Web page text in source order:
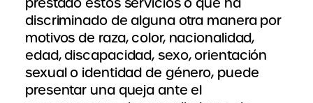
discriminado de alguna otra manera por
motivos de raza, color, nacionalidad,
edad, discapacidad, sexo, orientación
sexual o identidad de género, puede
presentar una queja ante el